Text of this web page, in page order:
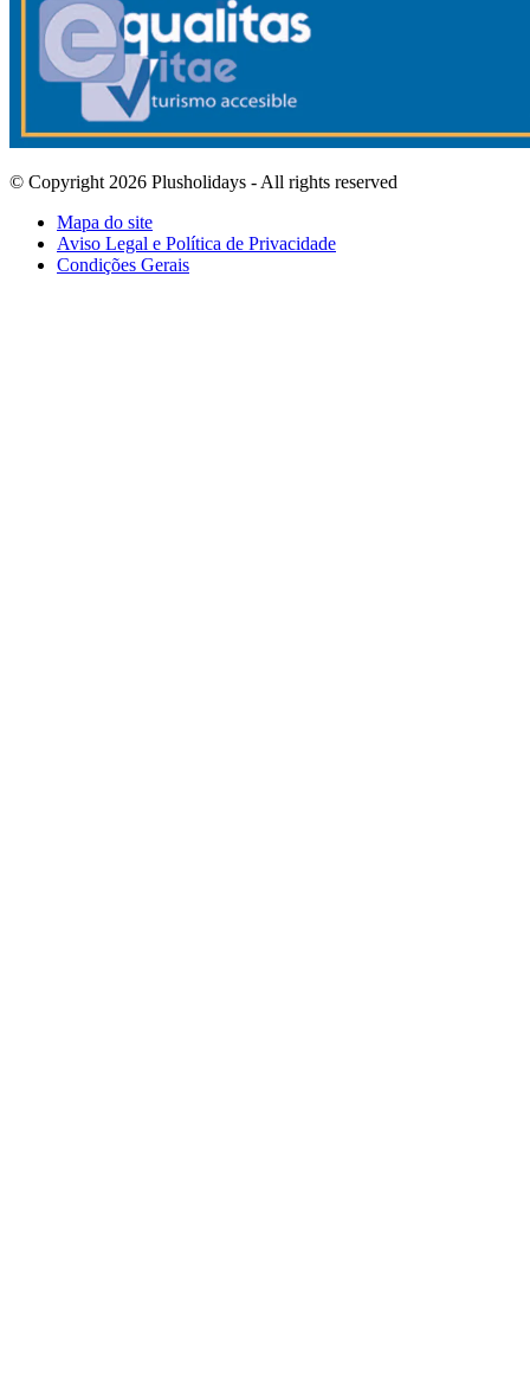
© Copyright 2026 Plusholidays - All rights reserved
Mapa do site
Aviso Legal e Política de Privacidade
Condições Gerais